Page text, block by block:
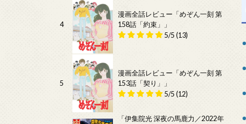
4
漫画全話レビュー「めぞん一刻 第
158話「約束」」
5/5 (13)
5
漫画全話レビュー「めぞん一刻 第
153話「契り」」
5/5 (12)
「伊集院光 深夜の馬鹿力／2022年